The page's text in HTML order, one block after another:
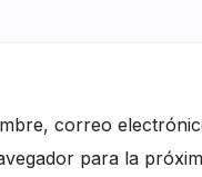
correo
para la